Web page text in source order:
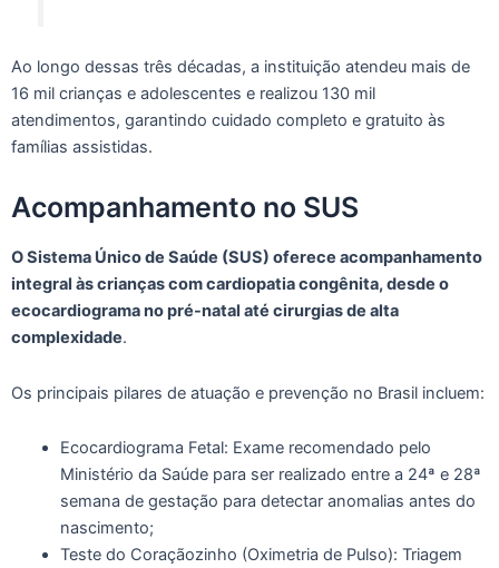
Ao longo dessas três décadas, a instituição atendeu mais de
16 mil crianças e adolescentes e realizou 130 mil
atendimentos, garantindo cuidado completo e gratuito às
famílias assistidas.
Acompanhamento no SUS
O Sistema Único de Saúde (SUS) oferece acompanhamento
integral às crianças com cardiopatia congênita, desde o
ecocardiograma no pré-natal até cirurgias de alta
complexidade.
Os principais pilares de atuação e prevenção no Brasil incluem:
Ecocardiograma Fetal: Exame recomendado pelo
⁠Ministério da Saúde para ser realizado entre a 24ª e 28ª
semana de gestação para detectar anomalias antes do
nascimento;
Teste do Coraçãozinho (Oximetria de Pulso): Triagem